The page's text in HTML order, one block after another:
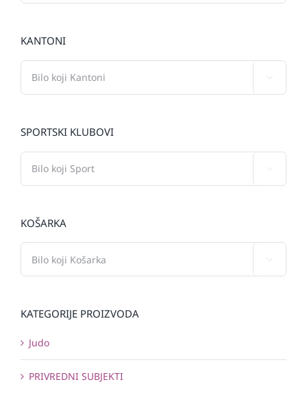
KANTONI
SPORTSKI KLUBOVI
KOŠARKA
KATEGORIJE PROIZVODA
Judo
PRIVREDNI SUBJEKTI